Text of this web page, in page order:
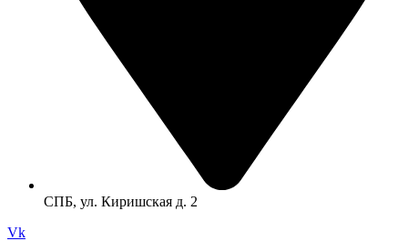
СПБ, ул. Киришская д. 2
Vk